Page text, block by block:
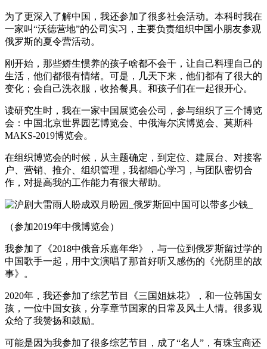
为了更深入了解中国，我还参加了很多社会活动。本科时我在
一家叫“沃德营地”的公司实习，主要负责组织中国小朋友参观
俄罗斯的夏令营活动。
刚开始，那些娇生惯养的孩子啥都不会干，让自己料理自己的
生活，他们都很有情绪。可是，几天下来，他们都有了很大的
变化；会自己洗衣服，收拾餐具。和孩子们在一起很开心。
读研究生时，我在一家中国展览会公司，参与组织了三个博览
会：中国北京世界园艺博览会、中俄海尔滨博览会、莫斯科
MAKS-2019博览会。
在组织博览会的时候，从主题确定，到定位、建展台、对接客
户、营销、推介、组织管理，我都细心学习，与团队密切合
作，对提高我的工作能力有很大帮助。
（参加2019年中俄博览会）
我参加了《2018中俄音乐嘉年华》，与一位到俄罗斯留过学的
中国歌手一起，用中文演唱了那首好听又感伤的《光阴里的故
事》。
2020年，我还参加了综艺节目《三国姐妹花》，和一位韩国女
孩，一位中国女孩，分享章节国家的日常及风土人情。很多观
众给了我赞扬和鼓励。
可能是因为我参加了很多综艺节目，成了“名人”，有珠宝商还